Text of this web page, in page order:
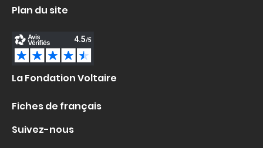
Plan du site
La Fondation Voltaire
Fiches de français
Suivez-nous